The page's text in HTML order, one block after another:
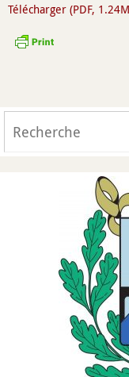
Télécharger (PDF,